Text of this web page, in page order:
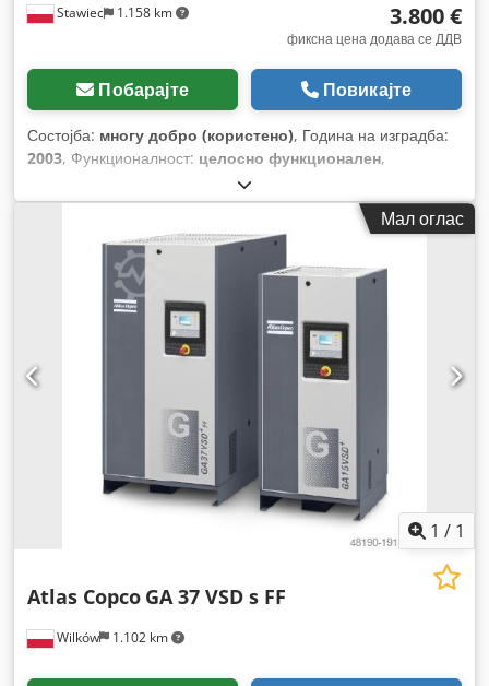
Stawiec 1.158 km 3.800 €
фиксна цена додава се ДДВ
Побарајте Повикајте
Состојба: многу добро (користено), Година на изградба:
2003, Функционалност: целосно функционален,
Мал оглас
1 / 1
Wilków 1.102 km
Atlas Copco GA 37 VSD s FF